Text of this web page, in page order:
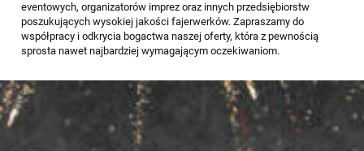
eventowych, organizatorów imprez oraz innych przedsiębiorstw
poszukujących wysokiej jakości fajerwerków. Zapraszamy do
współpracy i odkrycia bogactwa naszej oferty, która z pewnością
sprosta nawet najbardziej wymagającym oczekiwaniom.